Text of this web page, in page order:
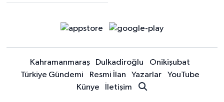
Kahramanmaraş Dulkadiroğlu
Onikişubat
Türkiye Gündemi
Resmi İlan Yazarlar
YouTube
Künye
İletişim